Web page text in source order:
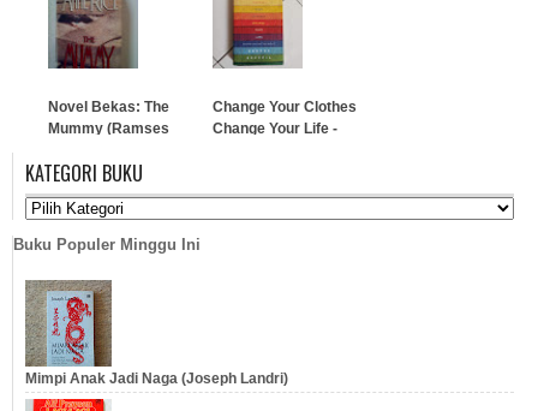
…
Novel Bekas: The
Mummy (Ramses
…
Change Your Clothes
Change Your Life -
…
KATEGORI BUKU
Buku Populer Minggu Ini
Mimpi Anak Jadi Naga (Joseph Landri)